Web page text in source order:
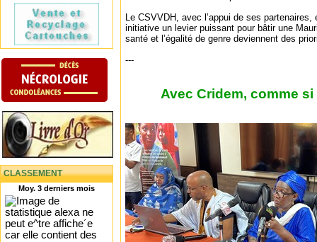
CLASSEMENT
Moy. 3 derniers mois
Le CSVVDH, avec l’appui de ses
initiative un levier puissant pour bâtir une
santé et l’égalité de genre deviennent des
---
Avec Cridem, comme